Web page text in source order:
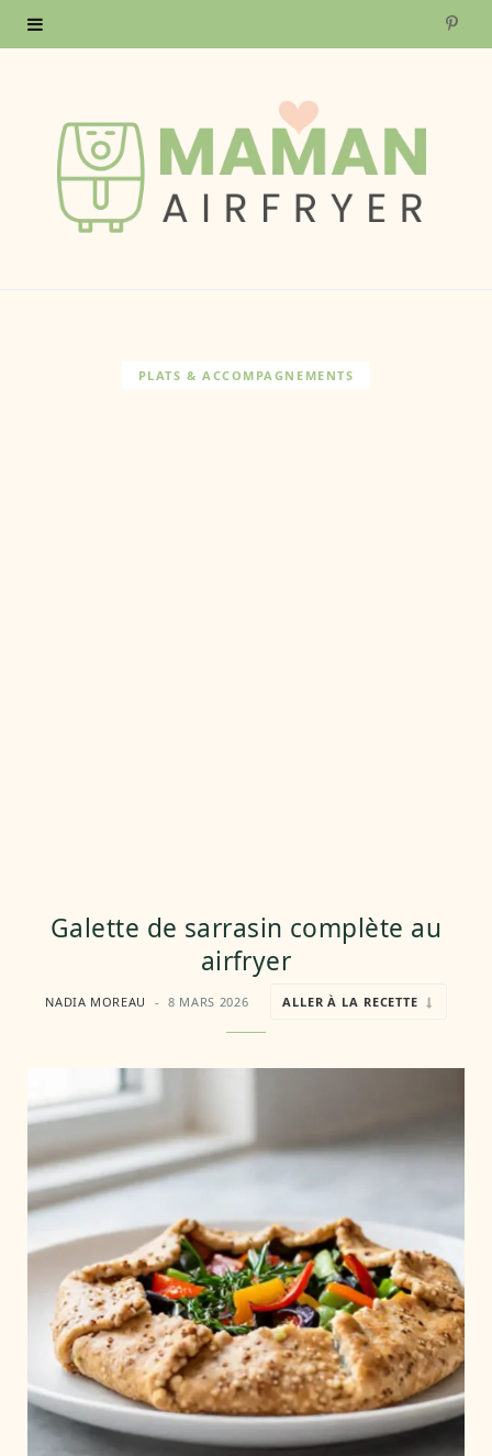
P
PLATS & ACCOMPAGNEMENTS
Galette de sarrasin complète au
airfryer
NADIA MOREAU 8 MARS 2026 ALLER À LA RECETTE